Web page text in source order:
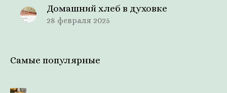
Домашний хлеб в духовке
28 февраля 2025
Самые популярные